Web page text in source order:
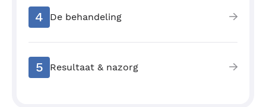
4 De behandeling
5 Resultaat & nazorg